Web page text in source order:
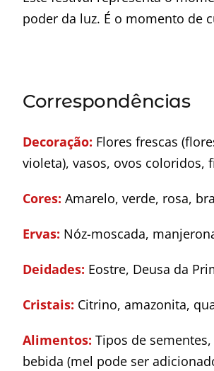
poder da luz. É o momento de
Correspondências
Decoração: Flores frescas
violeta), vasos, ovos coloridos,
Cores: Amarelo, verde, rosa,
Ervas: Nóz-moscada,
Deidades: Eostre, Deusa da
Cristais: Citrino, amazonita,
Alimentos: Tipos de
bebida (mel pode ser